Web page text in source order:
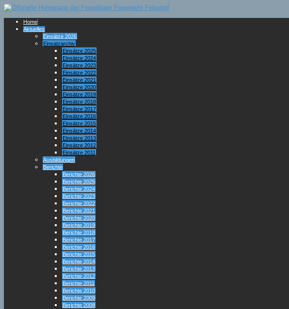
Home
Aktuelles
Einsätze 2026
Einsatzarchiv
Einsätze 2025
Einsätze 2024
Einsätze 2023
Einsätze 2022
Einsätze 2021
Einsätze 2020
Einsätze 2019
Einsätze 2018
Einsätze 2017
Einsätze 2016
Einsätze 2015
Einsätze 2014
Einsätze 2013
Einsätze 2012
Einsätze 2011
Ausbildungen
Berichte
Berichte 2026
Berichte 2025
Berichte 2024
Berichte 2023
Berichte 2022
Berichte 2021
Berichte 2020
Berichte 2019
Berichte 2018
Berichte 2017
Berichte 2016
Berichte 2015
Berichte 2014
Berichte 2013
Berichte 2012
Berichte 2011
Berichte 2010
Berichte 2009
Berichte 2008